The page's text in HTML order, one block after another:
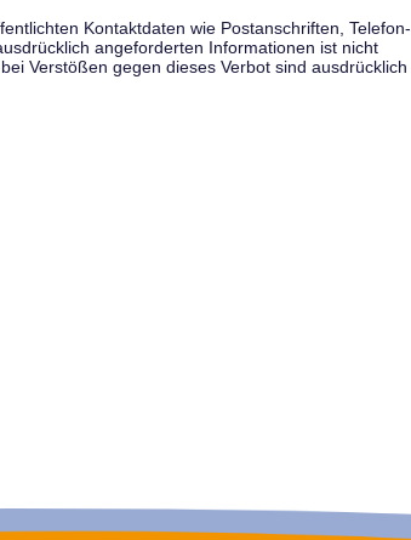
Kontaktdaten wie Postanschriften, Telefon-
angeforderten Informationen ist nicht
Verstößen gegen dieses Verbot sind ausdrücklich